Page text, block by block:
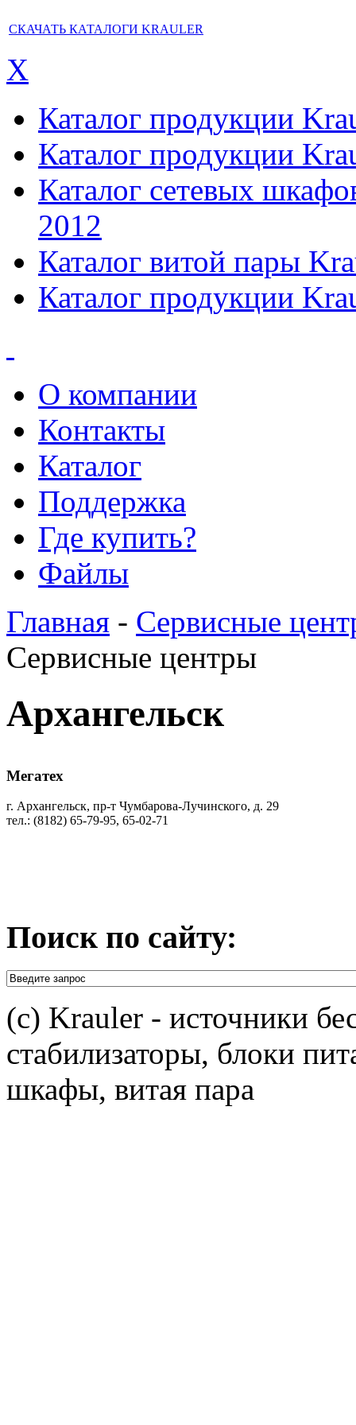
СКАЧАТЬ КАТАЛОГИ KRAULER
X
Каталог продукции
Каталог продукции
Каталог сетевых
2012
Каталог витой пары
Каталог продукции
О компании
Контакты
Каталог
Поддержка
Где купить?
Файлы
Главная - Сервисные
Сервисные центры
Архангельск
Мегатех
г. Архангельск, пр-т Чумбарова-Лучинского, д. 29
тел.: (8182) 65-79-95, 65-02-71
Поиск по сайту:
(c) Krauler - источники
стабилизаторы, блоки
шкафы, витая пара